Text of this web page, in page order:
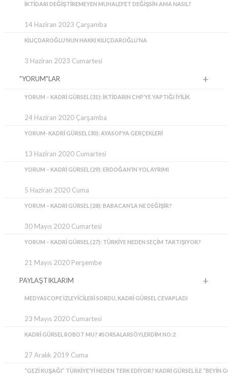
İKTIDARI DEĞIŞTIREMEYEN MUHALEFET DEĞIŞSIN AMA NASIL?
14 Haziran 2023 Çarşamba
KILIÇDAROĞLU’NUN HAKKI KILIÇDAROĞLU’NA
3 Haziran 2023 Cumartesi
"YORUM"LAR
YORUM – KADRI GÜRSEL (31): İKTIDARIN CHP’YE YAPTIĞI IYILIK
24 Haziran 2020 Çarşamba
YORUM- KADRI GÜRSEL (30): AYASOFYA GERÇEKLERI
13 Haziran 2020 Cumartesi
YORUM – KADRI GÜRSEL (29): ERDOĞAN’IN YOL AYRIMI
5 Haziran 2020 Cuma
YORUM – KADRI GÜRSEL (28): BABACAN’LA NE DEĞIŞIR?
30 Mayıs 2020 Cumartesi
YORUM – KADRI GÜRSEL (27): TÜRKIYE NEDEN SEÇIM TARTIŞIYOR?
21 Mayıs 2020 Perşembe
PAYLAŞTIKLARIM
MEDYASCOPE IZLEYICILERI SORDU, KADRI GÜRSEL CEVAPLADI
23 Mayıs 2020 Cumartesi
KADRI GÜRSEL ROBOT MU? #SORSALARSÖYLERDIM NO:2
27 Aralık 2019 Cuma
“GEZI KUŞAĞI” TÜRKIYE’YI NEDEN TERK EDIYOR? KADRI GÜRSEL ILE “BEYIN